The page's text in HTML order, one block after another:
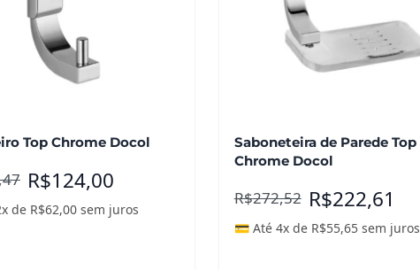
Top Chrome Docol
R$124,00
de R$62,00sem juros
Saboneteira de Parede Top
Chrome Docol
R$272,52 R$222,61
💳 Até 4x de R$55,65sem juros